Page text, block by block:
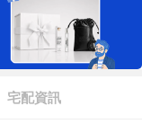
宅配資訊